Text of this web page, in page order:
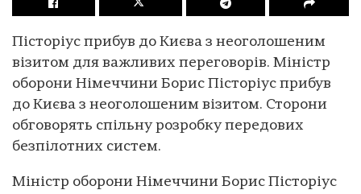
Пісторіус прибув до Києва з неоголошеним
візитом для важливих переговорів. Міністр
оборони Німеччини Борис Пісторіус прибув
до Києва з неоголошеним візитом. Сторони
обговорять спільну розробку передових
безпілотних систем.
Міністр оборони Німеччини Борис Пісторіус